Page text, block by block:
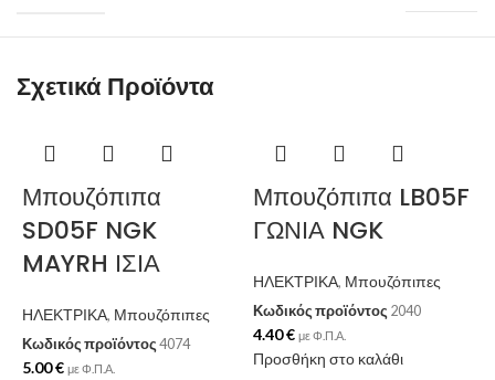
Σχετικά Προϊόντα
Μπουζόπιπα
SD05F NGK
MAYRH ΙΣΙΑ
ΗΛΕΚΤΡΙΚΑ, Μπουζόπιπες
Κωδικός προϊόντος 4074
5.00€ με Φ.Π.Α.
Μπουζόπιπα LB05F
ΓΩΝΙΑ NGK
ΗΛΕΚΤΡΙΚΑ, Μπουζόπιπες
Κωδικός προϊόντος 2040
4.40€ με Φ.Π.Α.
Προσθήκη στο καλάθι